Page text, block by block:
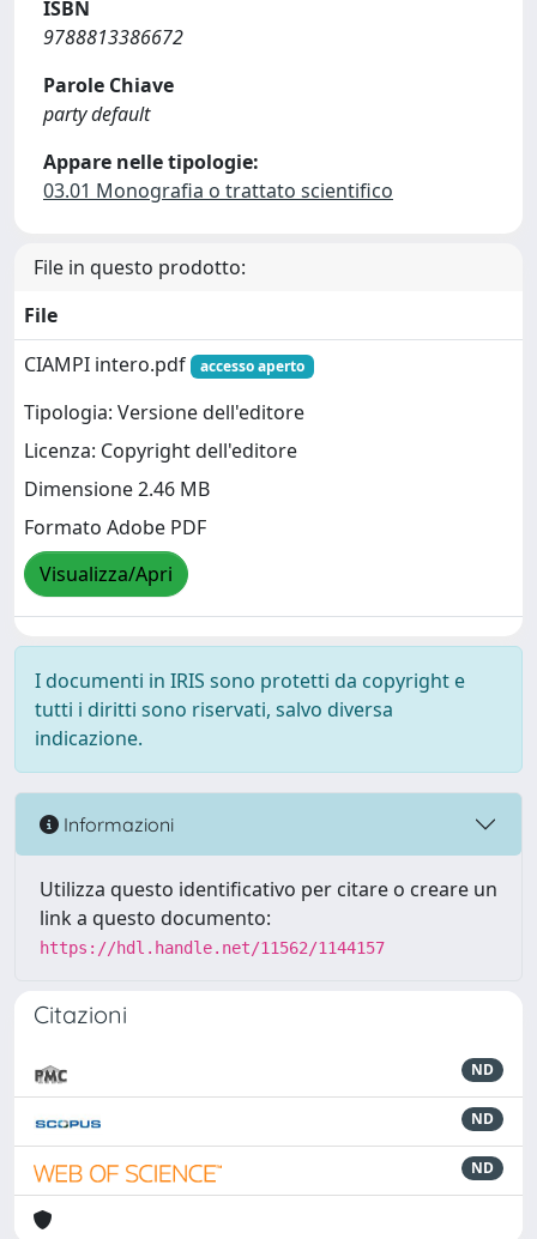
ISBN
9788813386672
Parole Chiave
party default
Appare nelle tipologie:
03.01 Monografia o trattato scientifico
File in questo prodotto:
File
CIAMPI intero.pdf
accesso aperto
Tipologia: Versione dell'editore
Licenza: Copyright dell'editore
Dimensione 2.46 MB
Formato Adobe PDF
Visualizza/Apri
I documenti in IRIS sono protetti da copyright e
tutti i diritti sono riservati, salvo diversa
indicazione.
Informazioni
Utilizza questo identificativo per citare o creare un
link a questo documento:
https://hdl.handle.net/11562/1144157
Citazioni
ND
ND
ND